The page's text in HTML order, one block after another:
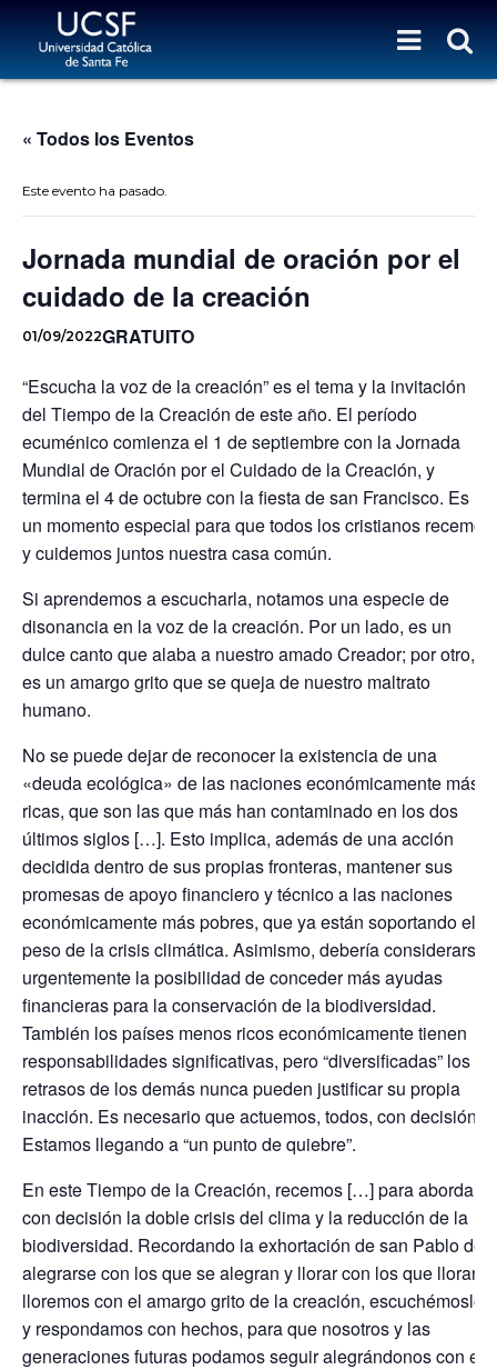
« Todos los Eventos
Este evento ha pasado.
Jornada mundial de oración por el
cuidado de la creación
01/09/2022GRATUITO
“Escucha la voz de la creación” es el tema y la invitación
del Tiempo de la Creación de este año. El período
ecuménico comienza el 1 de septiembre con la Jornada
Mundial de Oración por el Cuidado de la Creación, y
termina el 4 de octubre con la fiesta de san Francisco. Es
un momento especial para que todos los cristianos recemos
y cuidemos juntos nuestra casa común.
Si aprendemos a escucharla, notamos una especie de
disonancia en la voz de la creación. Por un lado, es un
dulce canto que alaba a nuestro amado Creador; por otro,
es un amargo grito que se queja de nuestro maltrato
humano.
No se puede dejar de reconocer la existencia de una
«deuda ecológica» de las naciones económicamente más
ricas, que son las que más han contaminado en los dos
últimos siglos […]. Esto implica, además de una acción
decidida dentro de sus propias fronteras, mantener sus
promesas de apoyo financiero y técnico a las naciones
económicamente más pobres, que ya están soportando el
peso de la crisis climática. Asimismo, debería considerarse
urgentemente la posibilidad de conceder más ayudas
financieras para la conservación de la biodiversidad.
También los países menos ricos económicamente tienen
responsabilidades significativas, pero “diversificadas” los
retrasos de los demás nunca pueden justificar su propia
inacción. Es necesario que actuemos, todos, con decisión.
Estamos llegando a “un punto de quiebre”.
En este Tiempo de la Creación, recemos […] para abordar
con decisión la doble crisis del clima y la reducción de la
biodiversidad. Recordando la exhortación de san Pablo de
alegrarse con los que se alegran y llorar con los que lloran,
lloremos con el amargo grito de la creación, escuchémoslo
y respondamos con hechos, para que nosotros y las
generaciones futuras podamos seguir alegrándonos con el